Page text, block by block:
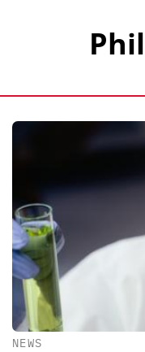
NEWS